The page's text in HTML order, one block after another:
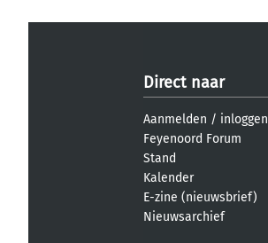
Direct naar
Aanmelden / inloggen
Feyenoord Forum
Stand
Kalender
E-zine (nieuwsbrief)
Nieuwsarchief